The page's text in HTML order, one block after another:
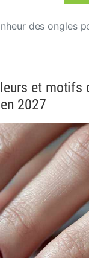
des ongles
et motifs
2027